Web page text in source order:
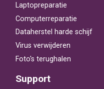
Laptopreparatie
Computerreparatie
Dataherstel harde schijf
Virus verwijderen
Foto's terughalen
Support